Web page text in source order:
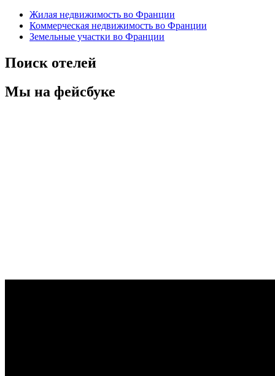
Жилая недвижимость во Франции
Коммерческая недвижимость во Франции
Земельные участки во Франции
Поиск отелей
Мы на фейсбуке